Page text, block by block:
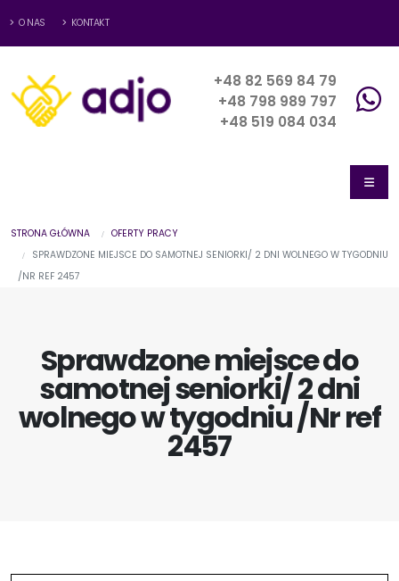
O NAS KONTAKT
+48 82 569 84 79
+48 798 989 797
+48 519 084 034
STRONA GŁÓWNA
OFERTY PRACY
SPRAWDZONE MIEJSCE DO SAMOTNEJ SENIORKI/ 2 DNI WOLNEGO W TYGODNIU
/NR REF 2457
Sprawdzone miejsce do
samotnej seniorki/ 2 dni
wolnego w tygodniu /Nr ref
2457